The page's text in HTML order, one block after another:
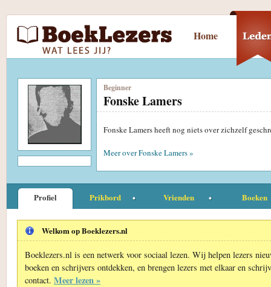
Home
Beginner
Fonske Lamers
Fonske Lamers heeft nog niets over zichzelf
Meer over Fonske Lamers »
Profiel Prikbord Vrienden Boeken
Welkom op Boeklezers.nl
Boeklezers.nl is een netwerk voor sociaal lezen. Wij helpen lezers
boeken en schrijvers ontdekken, en brengen lezers met elkaar en
contact. Meer lezen »